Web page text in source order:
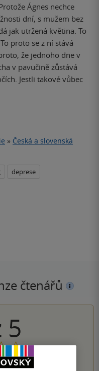
Ágnes nechce
dní, s mužem bez
jak utržená květina. To
proto se z ní stává
že jednoho dne v
v pavučině zůstává
Jestli takové vůbec
» Česká a slovenská
deprese
čtenářů
5